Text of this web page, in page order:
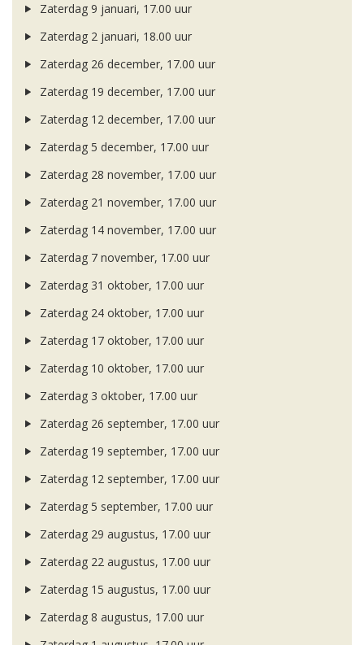
Zaterdag 9 januari, 17.00 uur
Zaterdag 2 januari, 18.00 uur
Zaterdag 26 december, 17.00 uur
Zaterdag 19 december, 17.00 uur
Zaterdag 12 december, 17.00 uur
Zaterdag 5 december, 17.00 uur
Zaterdag 28 november, 17.00 uur
Zaterdag 21 november, 17.00 uur
Zaterdag 14 november, 17.00 uur
Zaterdag 7 november, 17.00 uur
Zaterdag 31 oktober, 17.00 uur
Zaterdag 24 oktober, 17.00 uur
Zaterdag 17 oktober, 17.00 uur
Zaterdag 10 oktober, 17.00 uur
Zaterdag 3 oktober, 17.00 uur
Zaterdag 26 september, 17.00 uur
Zaterdag 19 september, 17.00 uur
Zaterdag 12 september, 17.00 uur
Zaterdag 5 september, 17.00 uur
Zaterdag 29 augustus, 17.00 uur
Zaterdag 22 augustus, 17.00 uur
Zaterdag 15 augustus, 17.00 uur
Zaterdag 8 augustus, 17.00 uur